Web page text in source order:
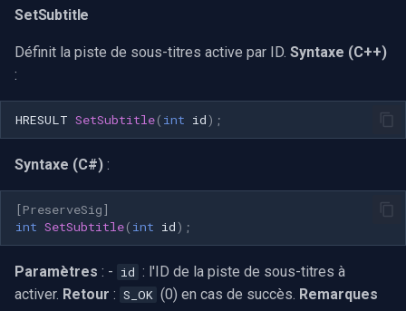
SetSubtitle
Définit la piste de sous-titres active par ID. Syntaxe (C++)
:
HRESULT SetSubtitle( int id);
Syntaxe (C#) :
[PreserveSig]
int SetSubtitle( int id);
Paramètres : - id : l'ID de la piste de sous-titres à
activer. Retour : S_OK (0) en cas de succès. Remarques